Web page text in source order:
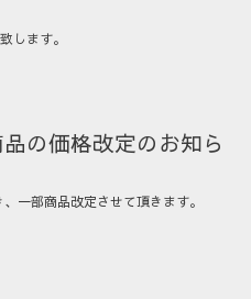
します。
の価格改定のお知ら
一部商品改定させて頂きます。